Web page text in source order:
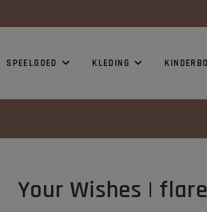
SPEELGOED KLEDING
Your Wishes |